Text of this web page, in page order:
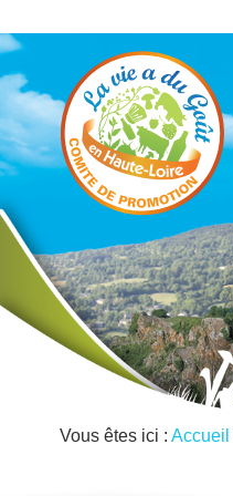
Vous êtes ici : Accueil